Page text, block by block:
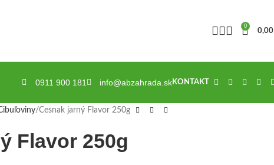
0
0911 900 181 info@abzahrada.skKONTAKT
Cesnak jarný Flavor 250g
Flavor 250g